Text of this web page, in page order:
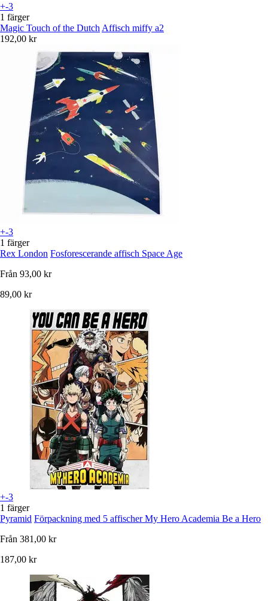
+-3
1 färger
Magic Touch of the Dutch Affisch miffy a2
192,00 kr
+-3
1 färger
Rex London Fosforescerande affisch Space Age
Från 93,00 kr
89,00 kr
+-3
1 färger
Pyramid Förpackning med 5 affischer My Hero Academia Be a Hero
Från 381,00 kr
187,00 kr